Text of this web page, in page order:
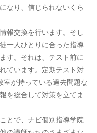
なり、信じられないくら
報交換を行います。そし
一人ひとりに合った指導
す。それは、テスト前に
ています。定期テスト対
室が持っている過去問題な
を総合して対策を立てま
とで、ナビ個別指導学院